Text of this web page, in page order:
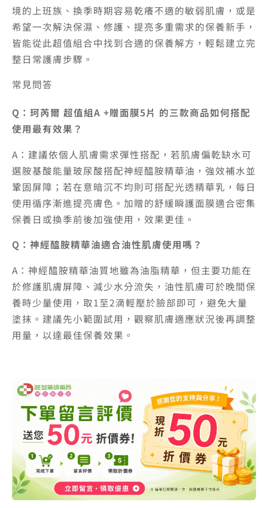
境的上班族、換季時期容易乾癢不適的敏弱肌膚，或是
希望一次解決保濕、修護、提亮多重需求的保養新手，
皆能從此超值組合中找到合適的保養解方，輕鬆建立完
整日常護膚步驟。
常見問答
Q：珂芮爾 超值組A +贈面膜5片 的三款商品如何搭配
使用最有效果？
A：建議依個人肌膚需求彈性搭配，若肌膚偏乾缺水可
選胺基酸能量玻尿酸搭配神經醯胺精華油，強效補水並
鞏固屏障；若在意暗沉不均則可搭配光透精華乳，每日
使用循序漸進提亮膚色。加贈的舒緩瞬護面膜適合密集
保養日或換季前後加強使用，效果更佳。
Q：神經醯胺精華油適合油性肌膚使用嗎？
A：神經醯胺精華油質地雖為油脂精華，但主要功能在
於修護肌膚屏障、減少水分流失，油性肌膚可於晚間保
養時少量使用，取1至2滴輕壓於臉部即可，避免大量
塗抹。建議先小範圍試用，觀察肌膚適應狀況後再調整
用量，以達最佳保養效果。